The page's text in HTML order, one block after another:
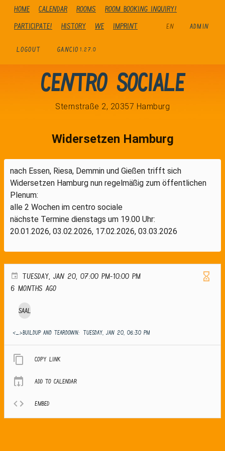
Home Calendar Rooms
Room booking inquiry!
Participate!
history We Imprint EN ADMIN
LOGOUT GANCIO 1.27.0
Centro Sociale
Sternstraße 2, 20357 Hamburg
Widersetzen Hamburg
nach Essen, Riesa, Demmin und Gießen trifft sich
Widersetzen Hamburg nun regelmäßig zum öffentlichen
Plenum:
alle 2 Wochen im centro sociale
nächste Termine dienstags um 19.00 Uhr:
20.01.2026, 03.02.2026, 17.02.2026, 03.03.2026
TUESDAY, JAN 20, 07:00 PM-10:00 PM
6 months ago
Saal
<_>Buildup and teardown: TUESDAY, JAN 20, 06:30 PM
Copy link
Add to calendar
Embed